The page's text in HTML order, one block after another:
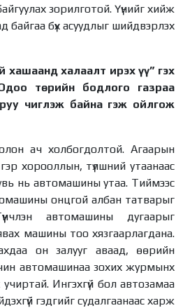
зорилготой. Үүнийг хийж
байгаа бүх асуудлыг шийдвэрлэх
халаалт ирэх үү” гэх
төрийн бодлого газраа
чиглэж байна гэж ойлгож
ач холбогдолтой. Агаарын
хорооллын, түлшний утаанаас
нь автомашины утаа. Тиймээс
онцгой албан татварыг
автомашины дугаарыг
машины тоо хязгаарлагдана.
он залууг аваад, өөрийн
автомашинаа зохих журмынх
учиртай. Ингэхгүй бол автозамаа
гэдгийг судалгаанаас харж